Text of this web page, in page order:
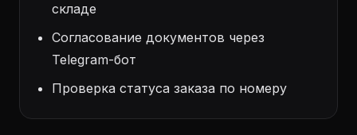
складе
Согласование документов через
Telegram-бот
Проверка статуса заказа по номеру